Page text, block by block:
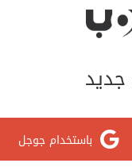
باستخدام جوجل